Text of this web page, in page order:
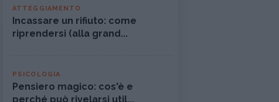
ATTEGGIAMENTO
Incassare un rifiuto: come
riprendersi (alla grand...
PSICOLOGIA
Pensiero magico: cos'è e
perché può rivelarsi util...